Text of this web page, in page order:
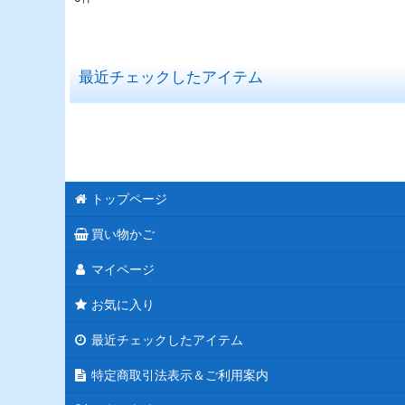
最近チェックしたアイテム
トップページ
買い物かご
マイページ
お気に入り
最近チェックしたアイテム
特定商取引法表示＆ご利用案内